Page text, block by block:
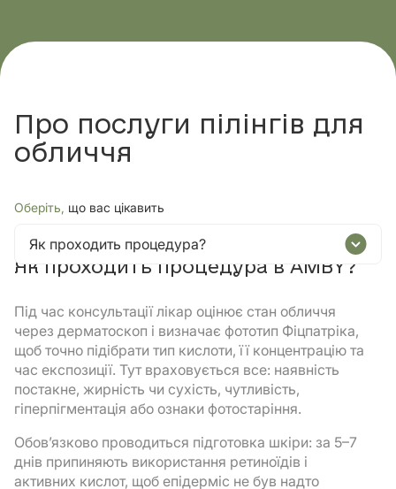
Про послуги пілінгів для
обличчя
Оберіть, що вас цікавить
Як проходить процедура?
Як проходить процедура в AMBY?
Під час консультації лікар оцінює стан обличчя
через дерматоскоп і визначає фототип Фіцпатріка,
щоб точно підібрати тип кислоти, її концентрацію та
час експозиції. Тут враховується все: наявність
постакне, жирність чи сухість, чутливість,
гіперпігментація або ознаки фотостаріння.
Обов’язково проводиться підготовка шкіри: за 5–7
днів припиняють використання ретиноїдів і
активних кислот, щоб епідерміс не був надто